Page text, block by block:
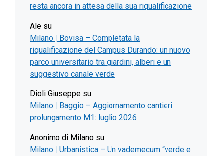
resta ancora in attesa della sua riqualificazione
Ale su
Milano | Bovisa – Completata la
riqualificazione del Campus Durando: un nuovo
parco universitario tra giardini, alberi e un
suggestivo canale verde
Dioli Giuseppe su
Milano | Baggio – Aggiornamento cantieri
prolungamento M1: luglio 2026
Anonimo di Milano su
Milano | Urbanistica – Un vademecum “verde e